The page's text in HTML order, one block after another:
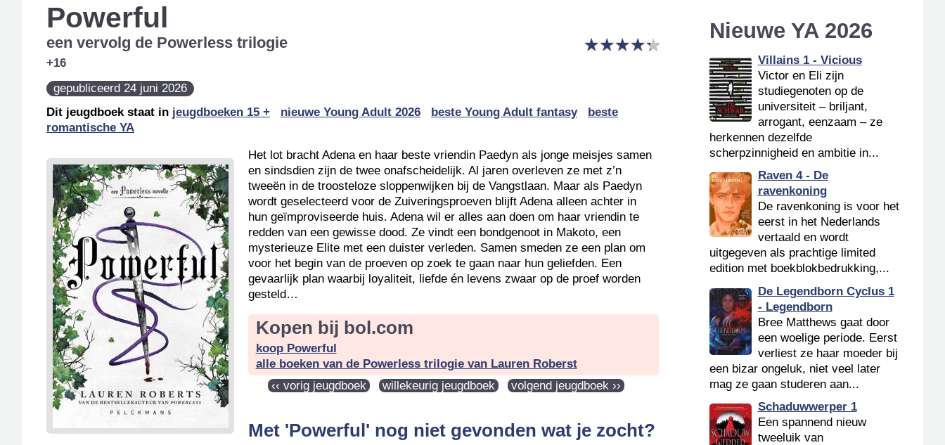
Powerful
★★★★★
★★★★★
een vervolg de Powerless trilogie
+16
gepubliceerd 24 juni 2026
Dit jeugdboek staat in jeugdboeken 15 + nieuwe Young Adult 2026 beste Young Adult fantasy
beste
romantische YA
Het lot bracht Adena en haar beste vriendin Paedyn als jonge meisjes samen
en sindsdien zijn de twee onafscheidelijk. Al jaren overleven ze met z’n
tweeën in de troosteloze sloppenwijken bij de Vangstlaan. Maar als Paedyn
wordt geselecteerd voor de Zuiveringsproeven blijft Adena alleen achter in
hun geïmproviseerde huis. Adena wil er alles aan doen om haar vriendin te
redden van een gewisse dood. Ze vindt een bondgenoot in Makoto, een
mysterieuze Elite met een duister verleden. Samen smeden ze een plan om
voor het begin van de proeven op zoek te gaan naar hun geliefden. Een
gevaarlijk plan waarbij loyaliteit, liefde én levens zwaar op de proef worden
gesteld…
Kopen bij bol.com
koop Powerful
alle boeken van de Powerless trilogie van Lauren Roberst
‹‹ vorig jeugdboek
willekeurig jeugdboek volgend jeugdboek ››
Met 'Powerful' nog niet gevonden wat je zocht?
Nieuwe YA 2026
Villains 1 - Vicious
Victor en Eli zijn
studiegenoten op de
universiteit – briljant,
arrogant, eenzaam – ze
herkennen dezelfde
scherpzinnigheid en ambitie in...
Raven 4 - De
ravenkoning
De ravenkoning is voor het
eerst in het Nederlands
vertaald en wordt
uitgegeven als prachtige limited
edition met boekblokbedrukking,...
De Legendborn Cyclus 1
- Legendborn
Bree Matthews gaat door
een woelige periode. Eerst
verliest ze haar moeder bij
een bizar ongeluk, niet veel later
mag ze gaan studeren aan...
Schaduwwerper 1
Een spannend nieuw
tweeluik van